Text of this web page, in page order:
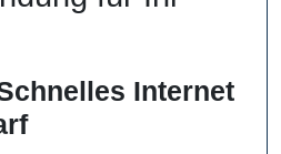
Internet